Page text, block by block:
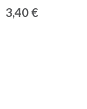
3,40 €